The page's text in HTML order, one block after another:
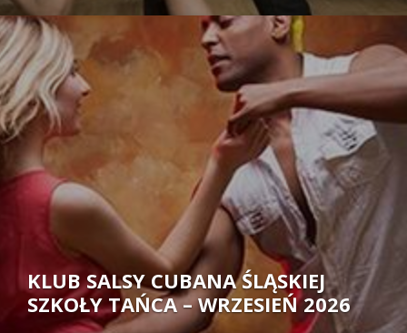
Autor:
KLUB SALSY CUBANA ŚLĄSKIEJ
SZKOŁY TAŃCA – WRZESIEŃ 2026